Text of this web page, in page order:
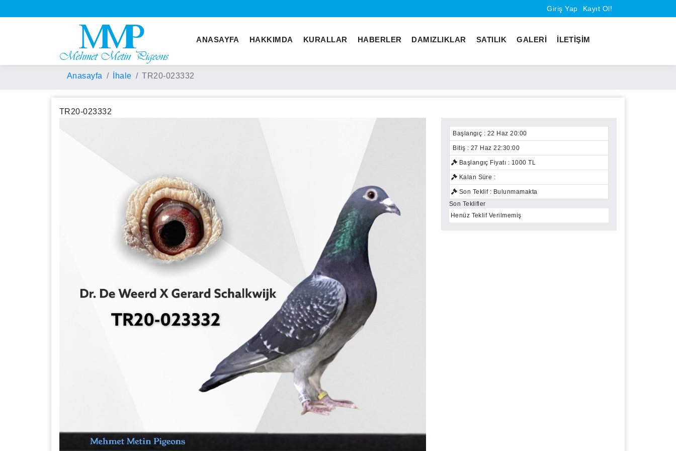
Giriş Yap Kayıt Ol!
ANASAYFA HAKKIMDA KURALLAR HABERLER DAMIZLIKLAR SATILIK GALERİ İLETİŞİM
Anasayfa İhale TR20-023332
TR20-023332
Başlangıç : 22 Haz 20:00
Bitiş : 27 Haz 22:30:00
Başlangıç Fiyatı : 1000 TL
Kalan Süre :
Son Teklif : Bulunmamakta
Son Teklifler
Henüz Teklif Verilmemiş